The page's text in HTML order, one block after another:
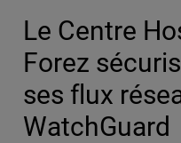
Le Centre
Forez
ses flux
WatchGuard